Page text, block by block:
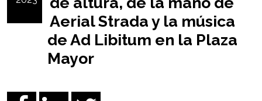
Aerial Strada y la música
de Ad Libitum en la Plaza
Mayor